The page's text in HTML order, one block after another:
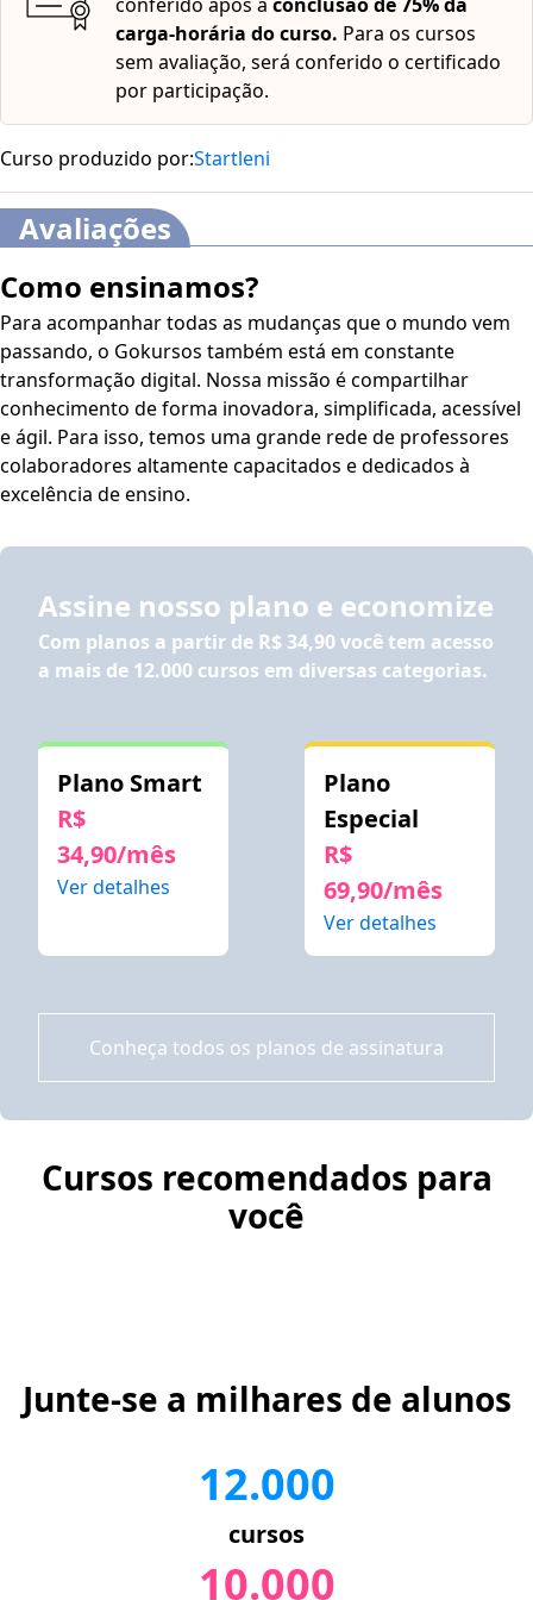
carga-horária do curso. Para os cursos
sem avaliação, será conferido o certificado
por participação.
Curso produzido por:Startleni
Avaliações
Como ensinamos?
Para acompanhar todas as mudanças que o mundo vem
passando, o Gokursos também está em constante
transformação digital. Nossa missão é compartilhar
conhecimento de forma inovadora, simplificada, acessível
e ágil. Para isso, temos uma grande rede de professores
colaboradores altamente capacitados e dedicados à
excelência de ensino.
Assine nosso plano e economize
Com planos a partir de R$ 34,90você tem acesso
a mais de 12.000 cursos em diversas categorias.
Plano Smart
R$
34,90/mês
Ver detalhes
Plano
Especial
R$
69,90/mês
Ver detalhes
Conheça todos os planos de assinatura
Cursos recomendados para
você
Junte-se a milhares de alunos
12.000
cursos
10.000